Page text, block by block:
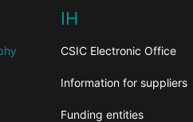
IH
CSIC Electronic Office
Information for suppliers
Funding entities